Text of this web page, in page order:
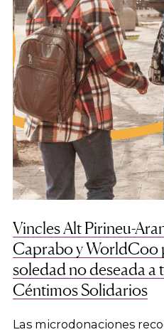
Vincles Alt Pirineu-
Caprabo y WorldCoo
soledad no deseada a
Céntimos Solidarios
Las microdonaciones